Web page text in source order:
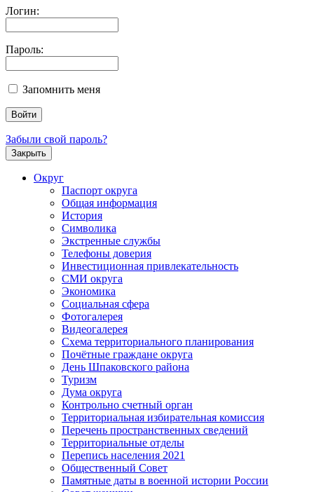
Логин:
Пароль:
Запомнить меня
Забыли свой пароль?
Закрыть
Округ
Паспорт округа
Общая информация
История
Символика
Экстренные службы
Телефоны доверия
Инвестиционная привлекательность
СМИ округа
Экономика
Социальная сфера
Фотогалерея
Видеогалерея
Схема территориального планирования
Почётные граждане округа
День Шпаковского района
Туризм
Дума округа
Контрольно счетный орган
Территориальная избирательная комиссия
Перечень пространственных сведений
Территориальные отделы
Перепись населения 2021
Общественный Совет
Памятные даты в военной истории России